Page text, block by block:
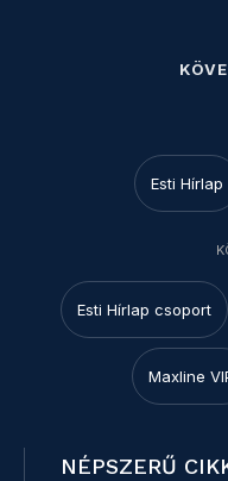
Esti Hírlap
Esti Hírlap csoport
Maxline
NÉPSZERŰ